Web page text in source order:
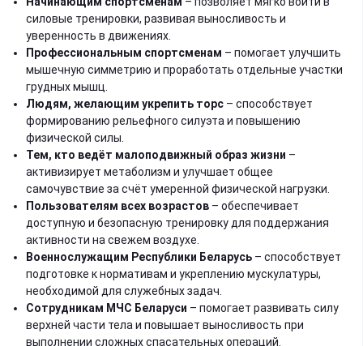
силовые тренировки, развивая выносливость и
уверенность в движениях.
Профессиональным спортсменам – помогает улучшить
мышечную симметрию и проработать отдельные участки
грудных мышц.
Людям, желающим укрепить торс – способствует
формированию рельефного силуэта и повышению
физической силы.
Тем, кто ведёт малоподвижный образ жизни –
активизирует метаболизм и улучшает общее
самочувствие за счёт умеренной физической нагрузки.
Пользователям всех возрастов – обеспечивает
доступную и безопасную тренировку для поддержания
активности на свежем воздухе.
Военнослужащим Республики Беларусь – способствует
подготовке к нормативам и укреплению мускулатуры,
необходимой для служебных задач.
Сотрудникам МЧС Беларуси – помогает развивать силу
верхней части тела и повышает выносливость при
выполнении сложных спасательных операций.